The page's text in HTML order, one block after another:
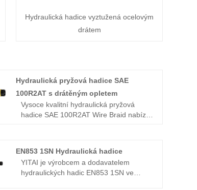
Hydraulická hadice vyztužená ocelovým
drátem
Hydraulická pryžová hadice SAE
100R2AT s drátěným opletem
Vysoce kvalitní hydraulická pryžová
hadice SAE 100R2AT Wire Braid nabízí
kvalitní přímo za nízkou cenu. Již mnoho
let se specializujeme na výrobu hadic.
Naše produkty mají dobrou cenovou
EN853 1SN Hydraulická hadice
YITAI je výrobcem a dodavatelem
hydraulických hadic EN853 1SN ve